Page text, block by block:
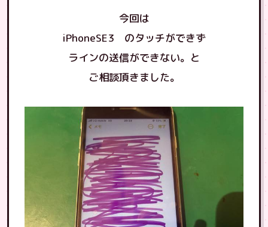
今回は
iPhoneSE3 のタッチができず
ラインの送信ができない。と
ご相談頂きました。